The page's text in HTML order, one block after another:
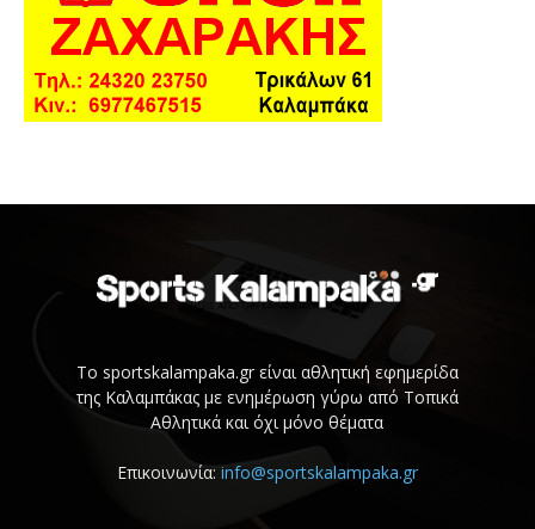
Το sportskalampaka.gr είναι αθλητική εφημερίδα
της Καλαμπάκας με ενημέρωση γύρω από Τοπικά
Αθλητικά και όχι μόνο θέματα
Επικοινωνία: info@sportskalampaka.gr